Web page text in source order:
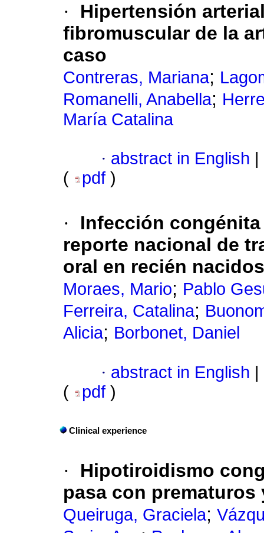
·
Hipertensión
fibromuscular de la
caso
Contreras, Mariana;
Romanelli, Anabella;
María Catalina
· abstract in English
(
pdf )
·
Infección
reporte nacional de
oral en recién nacidos
Moraes, Mario; Pablo
Ferreira, Catalina;
Alicia; Borbonet, Daniel
· abstract in English
(
pdf )
Clinical experience
·
Hipotiroidismo
pasa con prematuros
Queiruga, Graciela;